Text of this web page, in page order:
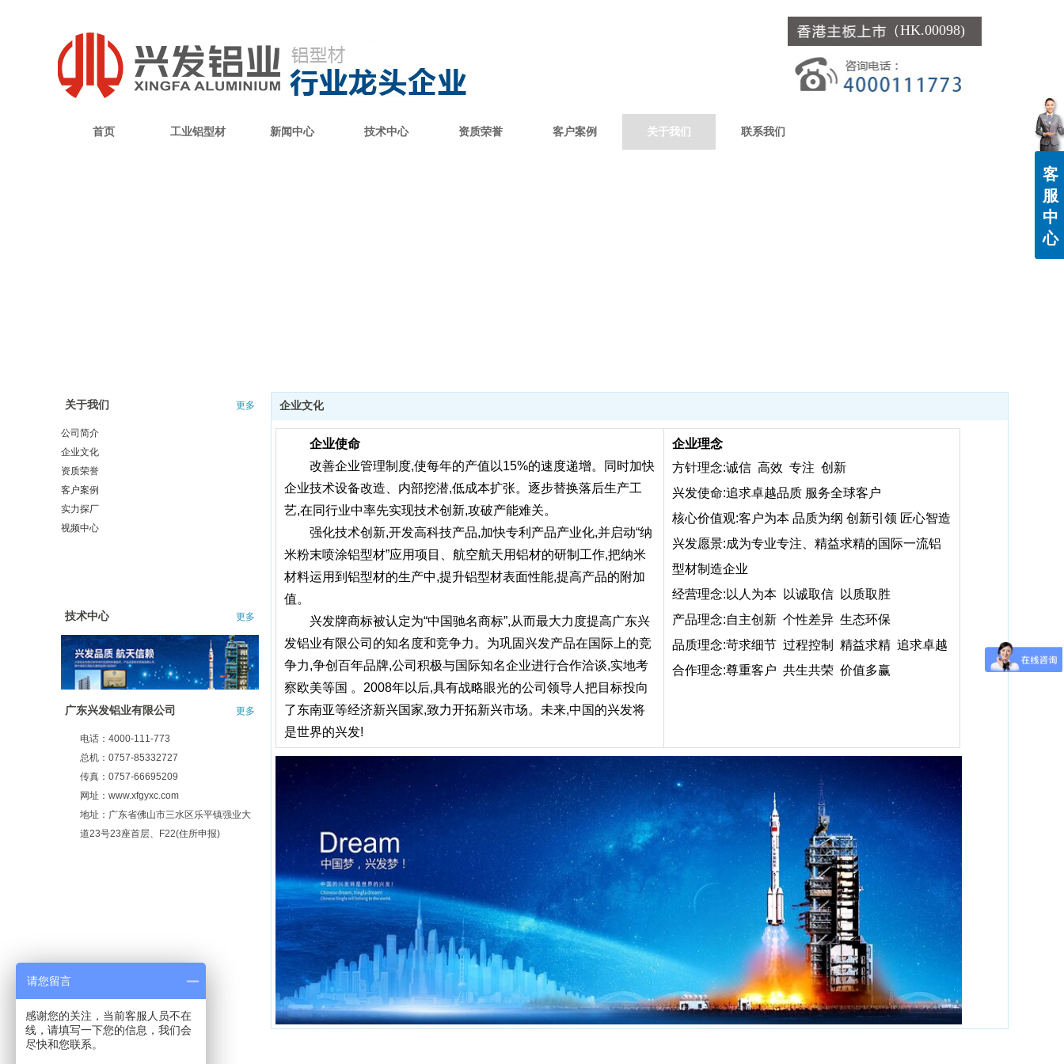
（HK.00098)
首页 工业铝型材 新闻中心 技术中心 资质荣誉 客户案例 关于我们 联系我们
关于我们 更多
公司简介
企业文化
资质荣誉
客户案例
实力探厂
视频中心
技术中心 更多
广东兴发铝业有限公司 更多
电话：4000-111-773
总机：0757-85332727
传真：0757-66695209
网址：www.xfgyxc.com
地址：广东省佛山市三水区乐平镇强业大
道23号23座首层、F22(住所申报)
企业文化
企业使命
改善企业管理制度,使每年的产值以15%的速度递增。同时加快
企业技术设备改造、内部挖潜,低成本扩张。逐步替换落后生产工
艺,在同行业中率先实现技术创新,攻破产能难关。
强化技术创新,开发高科技产品,加快专利产品产业化,并启动“纳
米粉末喷涂铝型材”应用项目、航空航天用铝材的研制工作,把纳米
材料运用到铝型材的生产中,提升铝型材表面性能,提高产品的附加
值。
兴发牌商标被认定为“中国驰名商标”,从而最大力度提高广东兴
发铝业有限公司的知名度和竞争力。为巩固兴发产品在国际上的竞
争力,争创百年品牌,公司积极与国际知名企业进行合作洽谈,实地考
察欧美等国 。2008年以后,具有战略眼光的公司领导人把目标投向
了东南亚等经济新兴国家,致力开拓新兴市场。未来,中国的兴发将
是世界的兴发!
企业理念
方针理念:诚信 高效 专注 创新
兴发使命:追求卓越品质 服务全球客户
核心价值观:客户为本 品质为纲 创新引领 匠心智造
兴发愿景:成为专业专注、精益求精的国际一流铝
型材制造企业
经营理念:以人为本 以诚取信 以质取胜
产品理念:自主创新 个性差异 生态环保
品质理念:苛求细节 过程控制 精益求精 追求卓越
合作理念:尊重客户 共生共荣 价值多赢
客
服
中
心
请您留言
感谢您的关注，当前客服人员不在
线，请填写一下您的信息，我们会
尽快和您联系。